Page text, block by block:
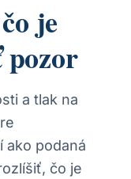
je
pozor
a tlak na
ako podaná
čo je